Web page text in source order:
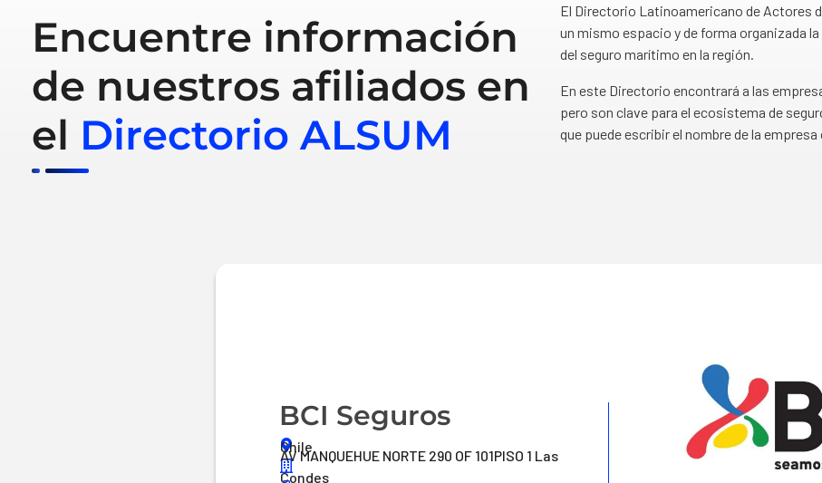
Encuentre información
de nuestros afiliados en
el Directorio ALSUM
El Directorio Latinoamericano de Actores
un mismo espacio y de forma organizada
del seguro marítimo en la región.
En este Directorio encontrará a las
pero son clave para el ecosistema de
que puede escribir el nombre de la
BCI Seguros
Chile
AV MANQUEHUE NORTE 290 OF 101PISO 1 Las
Condes